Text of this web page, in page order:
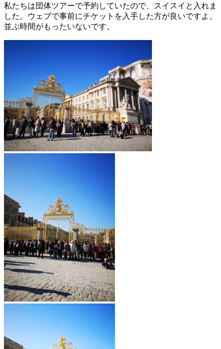
私たちは団体ツアーで予約していたので、スイスイと入れま
した。ウェブで事前にチケットを入手した方が良いですよ。
並ぶ時間がもったいないです。